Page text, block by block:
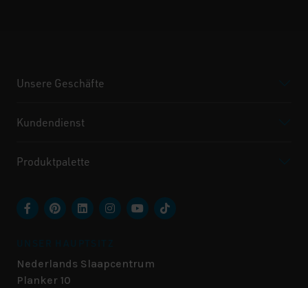
Unsere Geschäfte
Kundendienst
Produktpalette
Nederlands Slaapcentrum
Planker 10